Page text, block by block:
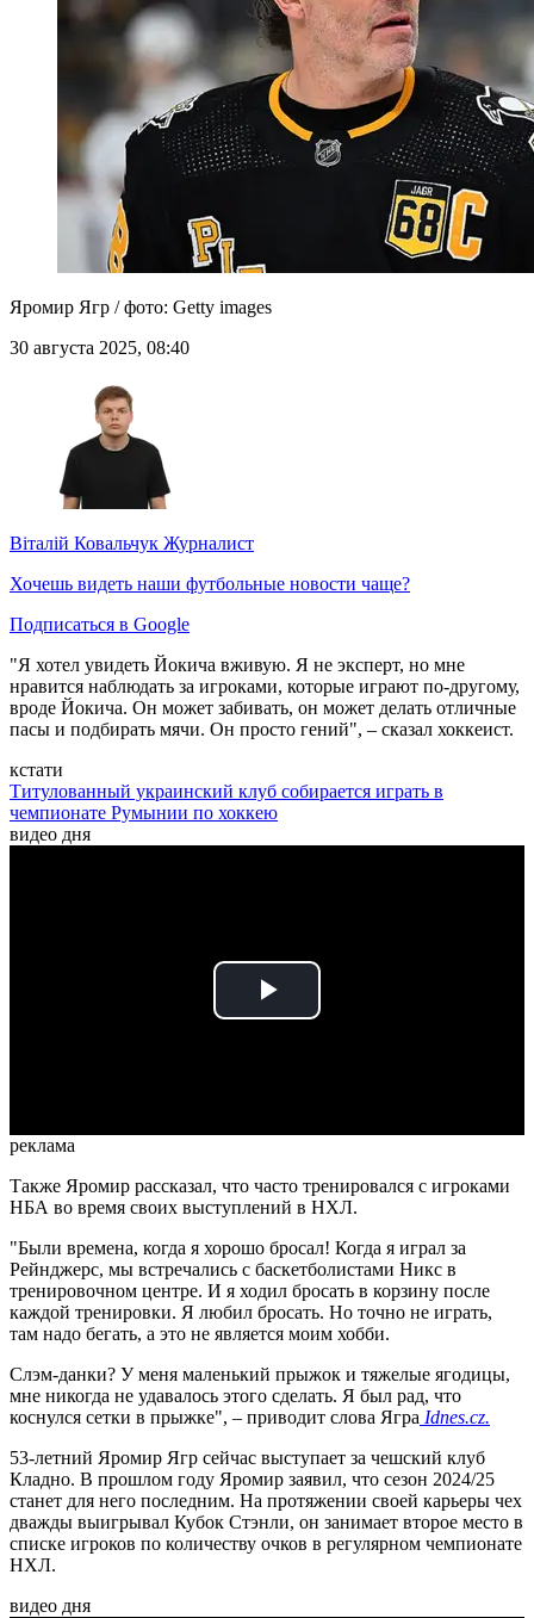
Яромир Ягр / фото: Getty images
30 августа 2025, 08:40
Віталій Ковальчук Журналист
Хочешь видеть наши футбольные новости чаще?
Подписаться в Google
"Я хотел увидеть Йокича вживую. Я не эксперт, но мне
нравится наблюдать за игроками, которые играют по-другому,
вроде Йокича. Он может забивать, он может делать отличные
пасы и подбирать мячи. Он просто гений", – сказал хоккеист.
кстати
Титулованный украинский клуб собирается играть в
чемпионате Румынии по хоккею
видео дня
Play
реклама
Также Яромир рассказал, что часто тренировался с игроками
НБА во время своих выступлений в НХЛ.
"Были времена, когда я хорошо бросал! Когда я играл за
Рейнджерс, мы встречались с баскетболистами Никс в
тренировочном центре. И я ходил бросать в корзину после
каждой тренировки. Я любил бросать. Но точно не играть,
там надо бегать, а это не является моим хобби.
Слэм-данки? У меня маленький прыжок и тяжелые ягодицы,
мне никогда не удавалось этого сделать. Я был рад, что
коснулся сетки в прыжке", – приводит слова Ягра Idnes.cz.
53-летний Яромир Ягр сейчас выступает за чешский клуб
Кладно. В прошлом году Яромир заявил, что сезон 2024/25
станет для него последним. На протяжении своей карьеры чех
дважды выигрывал Кубок Стэнли, он занимает второе место в
списке игроков по количеству очков в регулярном чемпионате
НХЛ.
видео дня